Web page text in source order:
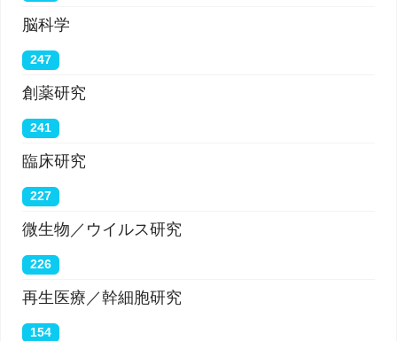
Numerous Chronic Diseases, Rockefeller Study of
50,000 People Suggests; May Also Hold Clues to
脳科学
247
創薬研究
241
臨床研究
227
微生物／ウイルス研究
226
再生医療／幹細胞研究
154